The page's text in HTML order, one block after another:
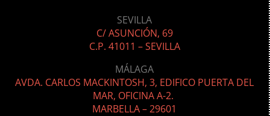
SEVILLA
C/ ASUNCIÓN, 69
C.P. 41011 – SEVILLA
MÁLAGA
AVDA. CARLOS MACKINTOSH, 3, EDIFICO PUERTA DEL
MAR, OFICINA A-2.
MARBELLA – 29601